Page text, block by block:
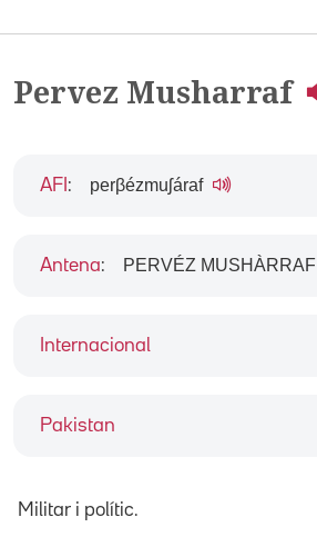
Pervez Musharraf
Internacional
Pakistan
AFI : perβézmuʃáraf
Antena: PERVÉZ MUSHÀRRAF
Militar i polític.